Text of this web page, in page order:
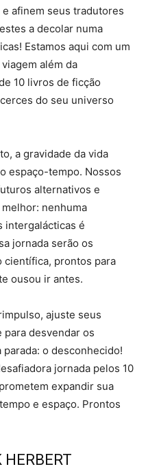
afinem seus tradutores
a decolar numa
Estamos aqui com um
além da
10 livros de ficção
do seu universo
a gravidade da vida
espaço-tempo. Nossos
alternativos e
nenhuma
intergalácticas é
jornada serão os
científica, prontos para
ousou ir antes.
ajuste seus
desvendar os
o desconhecido!
jornada pelos 10
expandir sua
e espaço. Prontos
HERBERT